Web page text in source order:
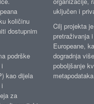
količinu
dostupnim
podrške
i
kao dijela
i
za
uključen i
Cilj projekta
pretraživanja
Europeane,
dogradnja
poboljšanje